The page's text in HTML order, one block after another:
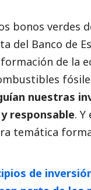
bonos verdes
del Banco de
de la
nuestras
responsable.
temática
de